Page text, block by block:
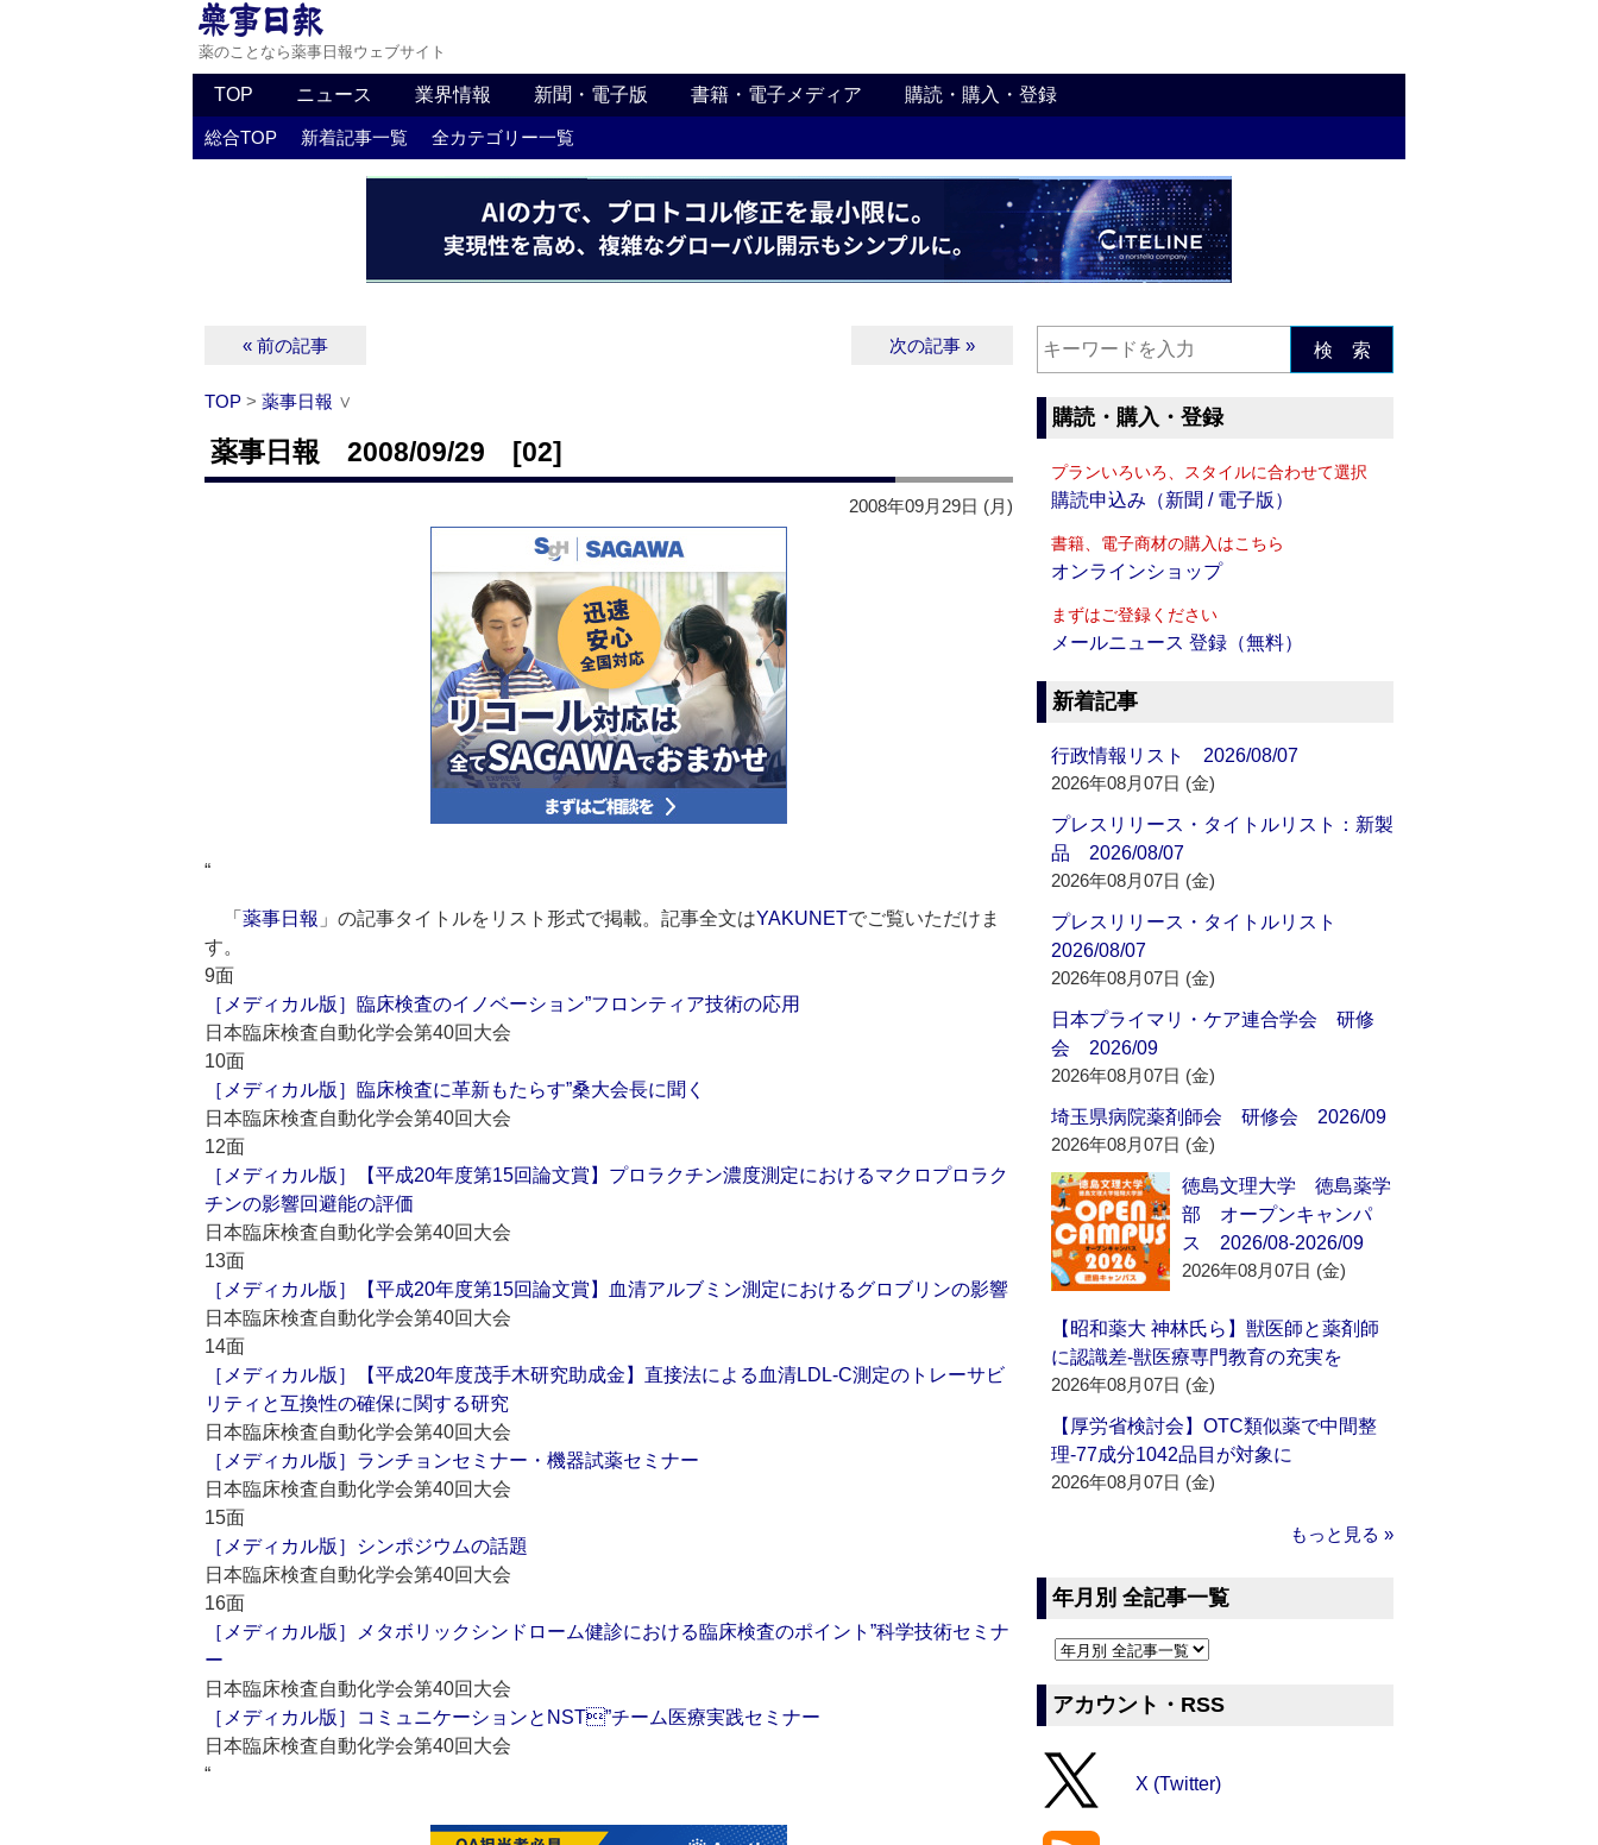
薬のことなら薬事日報ウェブサイト
TOP ニュース 業界情報 新聞・電子版 書籍・電子メディア 購読・購入・登録
総合TOP 新着記事一覧 全カテゴリー一覧
« 前の記事 次の記事 »
TOP > 薬事日報 ∨
薬事日報 2008/09/29 [02]
2008年09月29日 (月)
“
「 薬事日報 」の記事タイトルをリスト形式で掲載。記事全文はYAKUNETでご覧いただけま
す。
9面
［メディカル版］臨床検査のイノベーション”フロンティア技術の応用
日本臨床検査自動化学会第40回大会
10面
［メディカル版］臨床検査に革新もたらす”桑大会長に聞く
日本臨床検査自動化学会第40回大会
12面
［メディカル版］【平成20年度第15回論文賞】プロラクチン濃度測定におけるマクロプロラク
チンの影響回避能の評価
日本臨床検査自動化学会第40回大会
13面
［メディカル版］【平成20年度第15回論文賞】血清アルブミン測定におけるグロブリンの影響
日本臨床検査自動化学会第40回大会
14面
［メディカル版］【平成20年度茂手木研究助成金】直接法による血清LDL‐C測定のトレーサビ
リティと互換性の確保に関する研究
日本臨床検査自動化学会第40回大会
［メディカル版］ランチョンセミナー・機器試薬セミナー
日本臨床検査自動化学会第40回大会
15面
［メディカル版］シンポジウムの話題
日本臨床検査自動化学会第40回大会
16面
［メディカル版］メタボリックシンドローム健診における臨床検査のポイント”科学技術セミナ
ー
日本臨床検査自動化学会第40回大会
［メディカル版］コミュニケーションとNST”チーム医療実践セミナー
日本臨床検査自動化学会第40回大会
“
検 索
購読・購入・登録
プランいろいろ、スタイルに合わせて選択
購読申込み（新聞 / 電子版）
書籍、電子商材の購入はこちら
オンラインショップ
まずはご登録ください
メールニュース 登録（無料）
新着記事
行政情報リスト 2026/08/07
2026年08月07日 (金)
プレスリリース・タイトルリスト：新製
品 2026/08/07
2026年08月07日 (金)
プレスリリース・タイトルリスト
2026/08/07
2026年08月07日 (金)
日本プライマリ・ケア連合学会 研修
会 2026/09
2026年08月07日 (金)
埼玉県病院薬剤師会 研修会 2026/09
2026年08月07日 (金)
徳島文理大学 徳島薬学
部 オープンキャンパ
ス 2026/08-2026/09
2026年08月07日 (金)
【昭和薬大 神林氏ら】獣医師と薬剤師
に認識差‐獣医療専門教育の充実を
2026年08月07日 (金)
【厚労省検討会】OTC類似薬で中間整
理‐77成分1042品目が対象に
2026年08月07日 (金)
もっと見る »
年月別 全記事一覧
アカウント・RSS
X (Twitter)